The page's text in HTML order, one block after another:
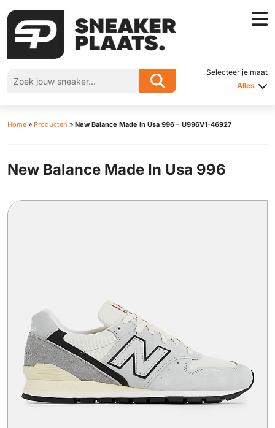
Selecteer je maat
Alles
Home » Producten » New Balance Made In Usa 996 – U996V1-46927
New Balance Made In Usa 996